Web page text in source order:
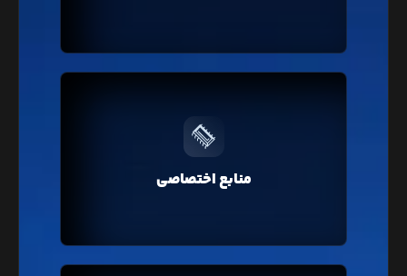
منابع اختصاصی
بر خلاف هاست‌های اشتراکی، در لیارا منابع سخت‌افزاری
کاملا اختصاصی ارائه می‌شود که در نتیجه باعث افزایش
سرعت و عملکرد وبسایت شما خواهد شد.